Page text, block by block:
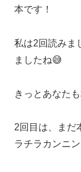
本です！
私は2回読みま
ましたね😅
きっとあなた
2回目は、まだ
ラチラカンニ